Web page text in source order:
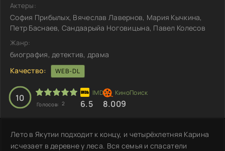
Актеры:
София Прибылых, Вячеслав Лавернов, Мария Кычкина,
Петр Баснаев, Сандаарыйа Ноговицына, Павел Колесов
Жанр:
биография, детектив, драма
Качество:
WEB-DL
10
Голосов: 2 6.5 8.009
Лето в Якутии подходит к концу, и четырёхлетняя Карина
исчезает в деревне у леса. Вся семья и спасатели